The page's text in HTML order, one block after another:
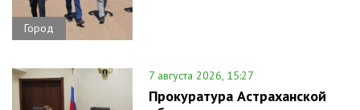
Город
7 августа 2026, 15:27
Прокуратура Астраханской